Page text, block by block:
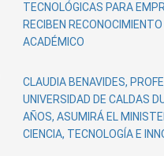
TECNOLÓGICAS PARA
RECIBEN RECONOCIMIENTO
ACADÉMICO
CLAUDIA BENAVIDES,
UNIVERSIDAD DE CALDAS
AÑOS, ASUMIRÁ EL
CIENCIA, TECNOLOGÍA E